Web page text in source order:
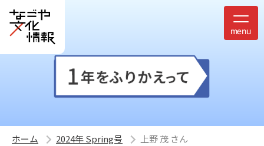
ホーム 2024年 Spring号 上野 茂 さん